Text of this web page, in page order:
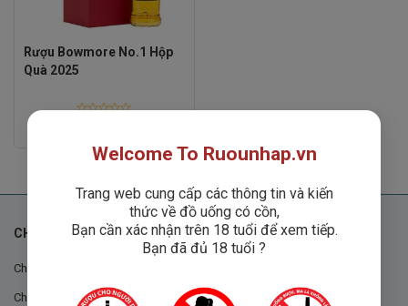
Rượu Bowmore No.1 Hộp
Quà 2025
CHÍNH SÁCH
Chính sách chung
Chính sách đổi trả
Welcome To Ruounhap.vn
Trang web cung cấp các thông tin và kiến
thức về đồ uống có cồn,
Bạn cần xác nhận trên 18 tuổi để xem tiếp.
Bạn đã đủ 18 tuổi ?